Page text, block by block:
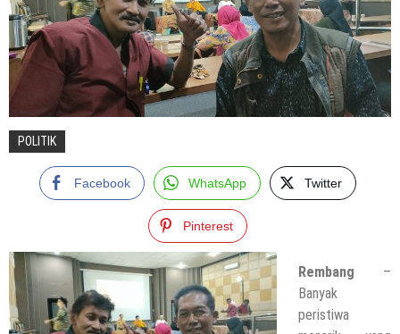
POLITIK
Facebook WhatsApp Twitter
Pinterest
Rembang –
Banyak
peristiwa